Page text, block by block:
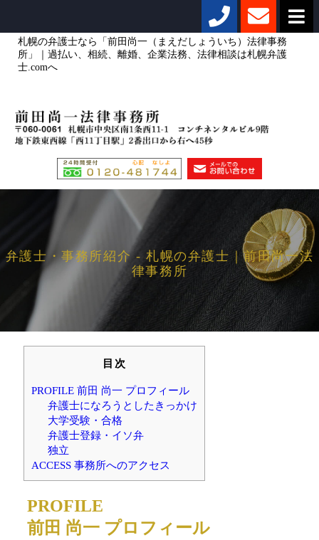
札幌の弁護士なら「前田尚一（まえだしょういち）法律事務
所」｜過払い、相続、離婚、企業法務、法律相談は札幌弁護
士.comへ
弁護士・事務所紹介 - 札幌の弁護士｜前田尚一法
律事務所
目次
PROFILE 前田 尚一 プロフィール
弁護士になろうとしたきっかけ
大学受験・合格
弁護士登録・イソ弁
独立
ACCESS 事務所へのアクセス
PROFILE
前田 尚一 プロフィール